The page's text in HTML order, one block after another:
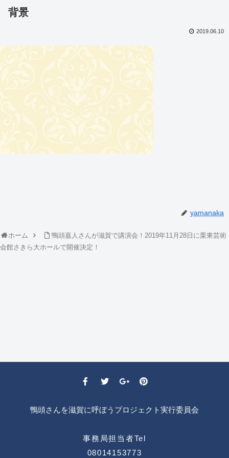
背景
2019.06.10
yamanaka
ホーム
鴨頭嘉人さんが滋賀で講演会！2019年11月28日に栗東芸術
会館さきら大ホールで開催決定！
鴨頭さんを滋賀に呼ぼうプロジェクト実行委員会
事務局担当者Tel
08014153773